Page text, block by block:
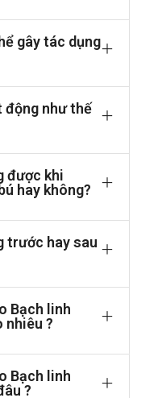
sinensis powder) 5mg
chân tay tê mỏi, đau
hoả, đổ mồ hôi, sạm
Nhung Bổ
Bổ Thận cho người bị
của thuốc.
gây tác dụng
động như thế
được khi
hay không?
trước hay sau
Bạch linh
nhiêu ?
Bạch linh
?